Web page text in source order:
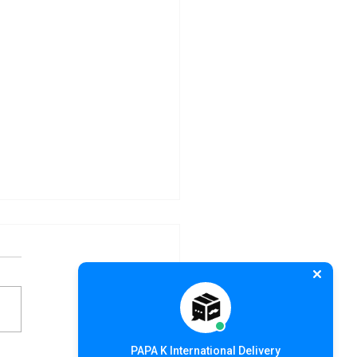
PAPA K International Delivery